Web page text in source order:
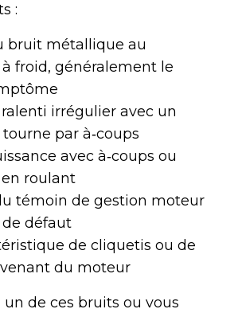
:
bruit métallique au
froid, généralement le
irrégulier avec un
par à‑coups
avec à‑coups ou
roulant
témoin de gestion moteur
de défaut
de cliquetis ou de
du moteur
de ces bruits ou vous